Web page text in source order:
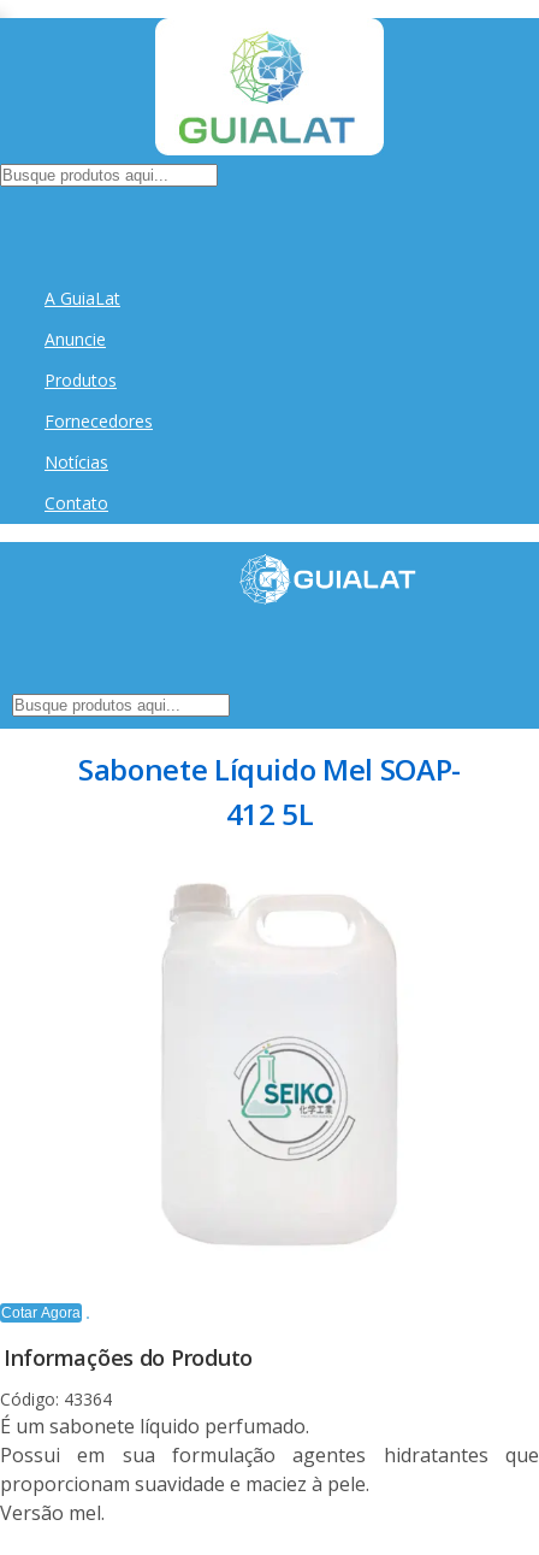
A GuiaLat
Anuncie
Produtos
Fornecedores
Notícias
Contato
Sabonete Líquido Mel SOAP-
412 5L
Cotar Agora
Informações do Produto
Código: 43364
É um sabonete líquido perfumado.
Possui em sua formulação agentes hidratantes que
proporcionam suavidade e maciez à pele.
Versão mel.